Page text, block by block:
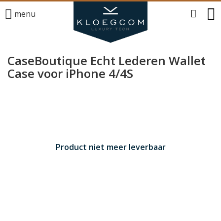
menu
CaseBoutique Echt Lederen Wallet
Case voor iPhone 4/4S
Product niet meer leverbaar